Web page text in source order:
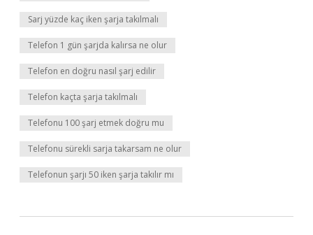
Sarj yüzde kaç iken şarja takılmalı
Telefon 1 gün şarjda kalırsa ne olur
Telefon en doğru nasıl şarj edilir
Telefon kaçta şarja takılmalı
Telefonu 100 şarj etmek doğru mu
Telefonu sürekli sarja takarsam ne olur
Telefonun şarjı 50 iken şarja takılır mı